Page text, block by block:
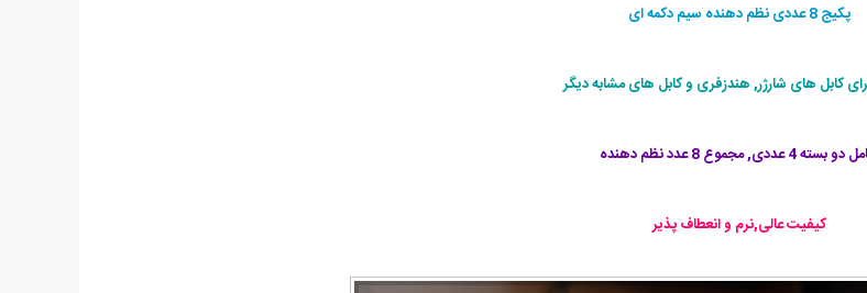
پکیج 8 عددی نظم دهنده سیم دکمه ای
کابل های شارژر, هندزفری و کابل های مشابه دیگر
4 عددی, مجموع 8 عدد نظم دهنده
کیفیت عالی,نرم و انعطاف پذیر